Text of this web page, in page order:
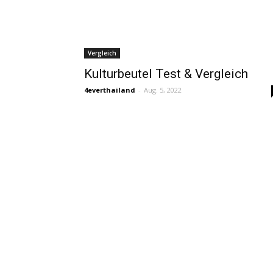
Vergleich
Kulturbeutel Test & Vergleich
4everthailand - Aug. 5, 2022